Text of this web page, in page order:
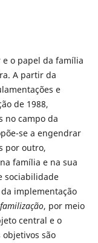
o papel da família
A partir da
e
de 1988,
no campo da
se a engendrar
por outro,
família e na sua
sociabilidade
implementação
familização, por meio
central e o
são